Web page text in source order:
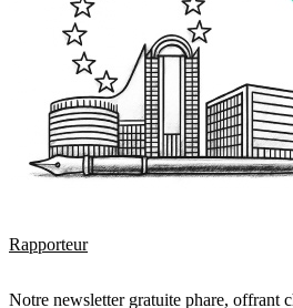
Rapporteur
Notre newsletter gratuite phare, offrant